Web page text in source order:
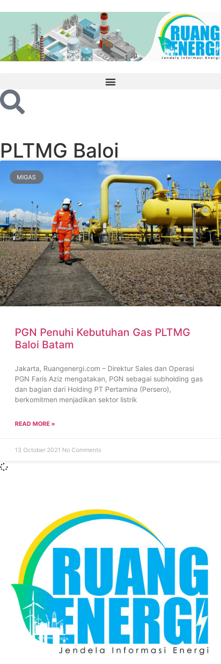
PLTMG Baloi
MIGAS
PGN Penuhi Kebutuhan Gas PLTMG
Baloi Batam
Jakarta, Ruangenergi.com – Direktur Sales dan Operasi
PGN Faris Aziz mengatakan, PGN sebagai subholding gas
dan bagian dari Holding PT Pertamina (Persero),
berkomitmen menjadikan sektor listrik
READ MORE »
13 October 2021 No Comments